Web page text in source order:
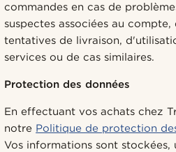
commandes en cas de
suspectes associées au
tentatives de livraison,
services ou de cas similaires.
Protection des données
En effectuant vos achats chez
notre Politique de protection
Vos informations sont stockées,